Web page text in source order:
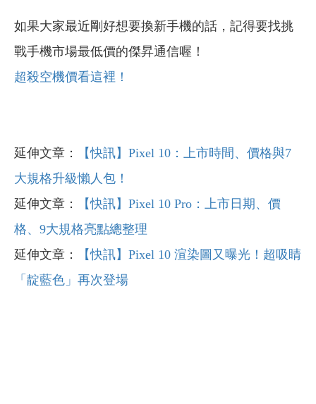
如果大家最近剛好想要換新手機的話，記得要找挑
戰手機市場最低價的傑昇通信喔！
超殺空機價看這裡！
延伸文章：
【快訊】Pixel 10：上市時間、價格與7
大規格升級懶人包！
延伸文章：
【快訊】Pixel 10 Pro：上市日期、價
格、9大規格亮點總整理
延伸文章：
【快訊】Pixel 10 渲染圖又曝光！超吸睛
「靛藍色」再次登場